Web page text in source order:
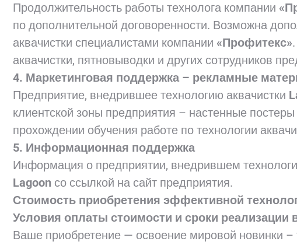
Продолжительность работы технолога компании
по дополнительной договоренности. Возможна
аквачистки специалистами компании «Профитекс»
аквачистки, пятновыводки и других сотрудников
4. Маркетинговая поддержка – рекламные
Предприятие, внедрившее технологию аквачистки
клиентской зоны предприятия – настенные постеры
прохождении обучения работе по технологии
5. Информационная поддержка
Информация о предприятии, внедрившем
Lagoon со ссылкой на сайт предприятия.
Стоимость приобретения эффективной
Условия оплаты стоимости и сроки реализации
Ваше приобретение — освоение мировой новинки –